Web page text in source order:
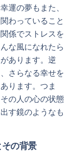
運の夢もまた、
わっていること
係でストレスを
な風になれたら
あります。逆
さらなる幸せを
ります。つま
の人の心の状態
す鏡のようなも
の背景